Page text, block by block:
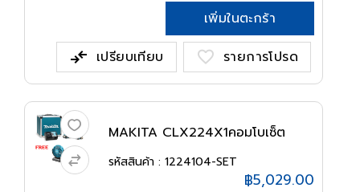
เพิ่มในตะกร้า
compare_arrows เปรียบเทียบ favorite รายการโปรด
MAKITA CLX224X1คอมโบเซ็ต
สว่านเจาะ...
รหัสสินค้า : 1224104-SET
฿5,029.00